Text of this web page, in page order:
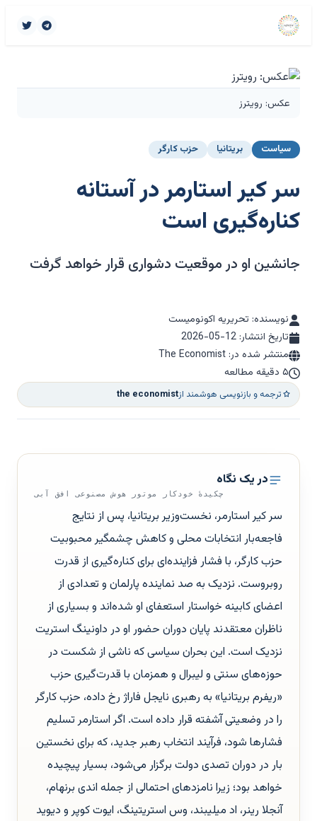
عکس: رویترز
سیاست بریتانیا حزب کارگر
سر کیر استارمر در آستانه
کناره‌گیری است
جانشین او در موقعیت دشواری قرار خواهد گرفت
نویسنده: تحریریه اکونومیست
تاریخ انتشار: 2026-05-12
منتشر شده در: The Economist
۵ دقیقه مطالعه
ترجمه و بازنویسی هوشمند ازthe economist
در یک نگاه
چکیدهٔ خودکار موتور هوش مصنوعی افق آبی
سر کیر استارمر، نخست‌وزیر بریتانیا، پس از نتایج
فاجعه‌بار انتخابات محلی و کاهش چشمگیر محبوبیت
حزب کارگر، با فشار فزاینده‌ای برای کناره‌گیری از قدرت
روبروست. نزدیک به صد نماینده پارلمان و تعدادی از
اعضای کابینه خواستار استعفای او شده‌اند و بسیاری از
ناظران معتقدند پایان دوران حضور او در داونینگ استریت
نزدیک است. این بحران سیاسی که ناشی از شکست در
حوزه‌های سنتی و لیبرال و همزمان با قدرت‌گیری حزب
«ریفرم بریتانیا» به رهبری نایجل فاراژ رخ داده، حزب کارگر
را در وضعیتی آشفته قرار داده است. اگر استارمر تسلیم
فشارها شود، فرآیند انتخاب رهبر جدید، که برای نخستین
بار در دوران تصدی دولت برگزار می‌شود، بسیار پیچیده
خواهد بود؛ زیرا نامزدهای احتمالی از جمله اندی برنهام،
آنجلا رینر، اد میلیبند، وس استریتینگ، ایوت کوپر و دیوید